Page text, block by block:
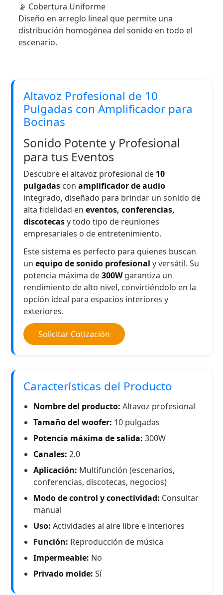
📡 Cobertura Uniforme
Diseño en arreglo lineal que permite una
distribución homogénea del sonido en todo el
escenario.
Altavoz Profesional de 10
Pulgadas con Amplificador para
Bocinas
Sonido Potente y Profesional
para tus Eventos
Descubre el altavoz profesional de 10
pulgadas con amplificador de audio
integrado, diseñado para brindar un sonido de
alta fidelidad en eventos, conferencias,
discotecasy todo tipo de reuniones
empresariales o de entretenimiento.
Este sistema es perfecto para quienes buscan
un equipo de sonido profesional y versátil. Su
potencia máxima de300Wgarantiza un
rendimiento de alto nivel, convirtiéndolo en la
opción ideal para espacios interiores y
exteriores.
Solicitar Cotización
Características del Producto
Nombre del producto: Altavoz profesional
Tamaño del woofer: 10 pulgadas
Potencia máxima de salida: 300W
Canales: 2.0
Aplicación: Multifunción (escenarios,
conferencias, discotecas, negocios)
Modo de control y conectividad: Consultar
manual
Uso: Actividades al aire libre e interiores
Función: Reproducción de música
Impermeable: No
Privado molde: Sí